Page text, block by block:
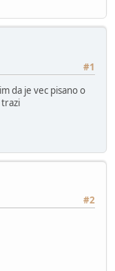
#1
da je vec pisano o
#2